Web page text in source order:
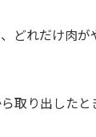
どれだけ肉が
取り出した